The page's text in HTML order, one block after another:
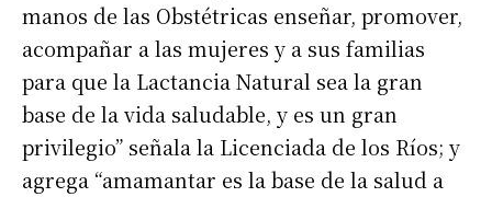
manos de las Obstétricas enseñar, promover,
acompañar a las mujeres y a sus familias
para que la Lactancia Natural sea la gran
base de la vida saludable, y es un gran
privilegio” señala la Licenciada de los Ríos; y
agrega “amamantar es la base de la salud a